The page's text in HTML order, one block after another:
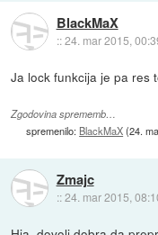
BlackMaX
::24. mar 2015,
Ja lock funkcija je pa res
Zgodovina sprememb…
spremenilo: BlackMaX(24.
Zmajc
::24. mar 2015,